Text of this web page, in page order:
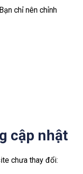
Bạn chỉ nên chỉnh
cập nhật
chưa thay đổi: